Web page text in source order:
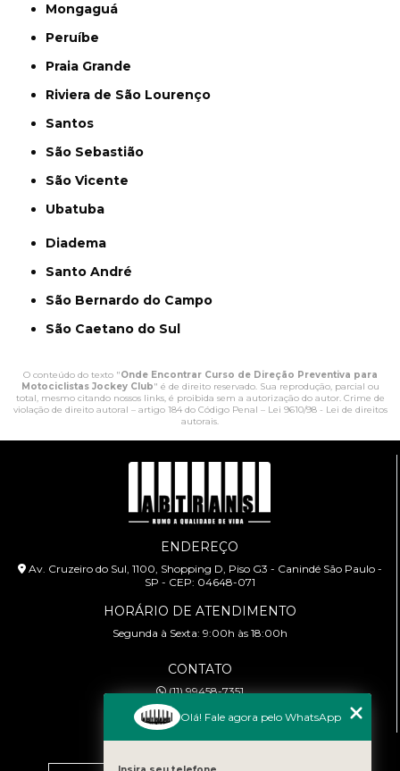
Mongaguá
Peruíbe
Praia Grande
Riviera de São Lourenço
Santos
São Sebastião
São Vicente
Ubatuba
Diadema
Santo André
São Bernardo do Campo
São Caetano do Sul
O conteúdo do texto "Onde Encontrar Curso de Direção Preventiva para
Motociclistas Jockey Club" é de direito reservado. Sua reprodução, parcial ou
total, mesmo citando nossos links, é proibida sem a autorização do autor. Crime de
violação de direito autoral – artigo 184 do Código Penal – Lei 9610/98 - Lei de direitos
autorais.
ENDEREÇO
Av. Cruzeiro do Sul, 1100, Shopping D, Piso G3 - Canindé São Paulo -
SP - CEP: 04648-071
HORÁRIO DE ATENDIMENTO
Segunda à Sexta: 9:00h às 18:00h
CONTATO
(11) 99458-7351
cursoabtrans@gmail.com
Olá! Fale agora pelo WhatsApp